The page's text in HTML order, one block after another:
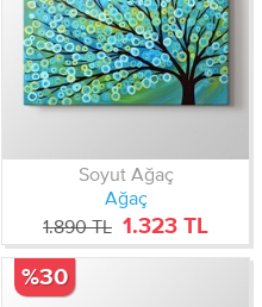
Soyut Ağaç
Ağaç
1.890 TL 1.323 TL
%30